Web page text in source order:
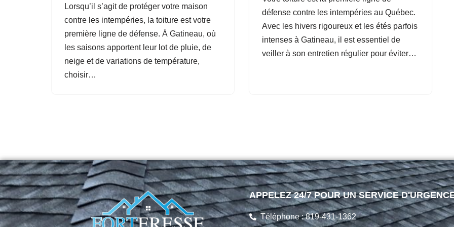
Lorsqu’il s’agit de protéger votre maison
contre les intempéries, la toiture est votre
première ligne de défense. À Gatineau, où
les saisons apportent leur lot de pluie, de
neige et de variations de température,
choisir…
défense contre les intempéries au Québec.
Avec les hivers rigoureux et les étés parfois
intenses à Gatineau, il est essentiel de
veiller à son entretien régulier pour éviter…
APPELEZ 24/7 POUR UN SERVICE
Téléphone : 819-431-1362